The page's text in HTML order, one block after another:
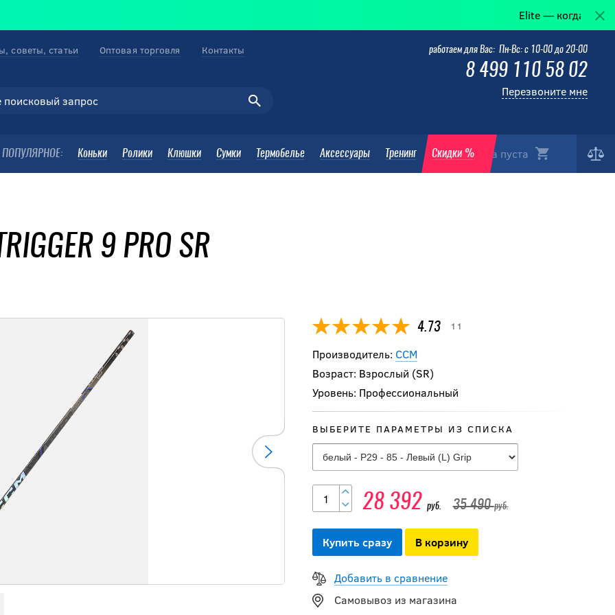
Elite — когда победа в
Корзина пуста
ПОПУЛЯРНОЕ: Коньки Ролики Клюшки Сумки Термобелье Аксессуары Тренинг Скидки %
советы, статьи Оптовая торговля Контакты работаем для Вас: Пн-Вс: с 10-00 до 20-00
8 499 110 58 02
Перезвоните мне
9 PRO SR
4.73 11
Производитель: CCM
Возраст: Взрослый (SR)
Уровень: Профессиональный
ВЫБЕРИТЕ ПАРАМЕТРЫ ИЗ СПИСКА
28 392 руб. 35 490руб.
Купить сразу В корзину
Добавить в сравнение
Самовывоз из магазина
JETSPEED FT9 PRO
SR
35 574